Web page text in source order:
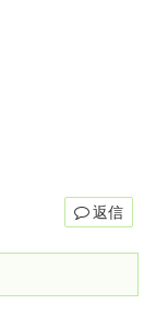
返信